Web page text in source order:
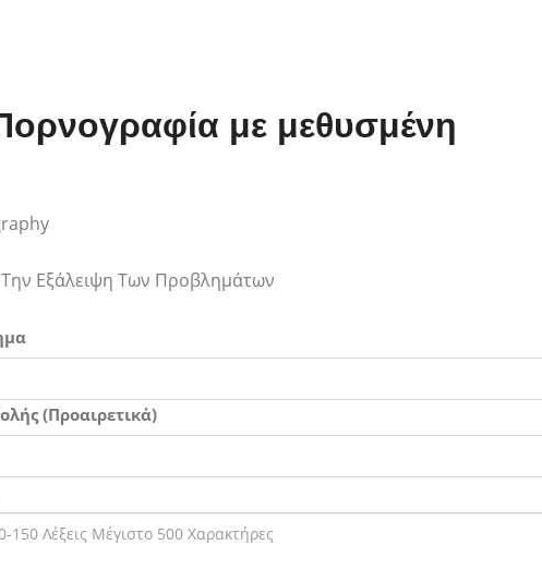
με μεθυσμένη
Εξάλειψη Των Προβλημάτων
(Προαιρετικά)